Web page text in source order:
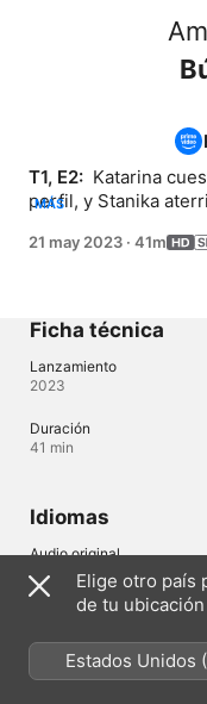
T1, E2: Katarina
perfil, y Stanika
MÁS
21 may 2023 · 41m
Ficha técnica
Lanzamiento
2023
Duración
41 min
Idiomas
Audio original
Inglés
Subtítulos
Elige otro país
de tu ubicación
Estados Unidos
México)